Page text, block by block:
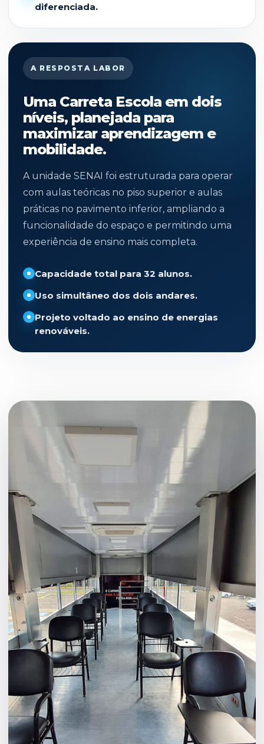
diferenciada.
A RESPOSTA LABOR
Uma Carreta Escola em dois
níveis, planejada para
maximizar aprendizagem e
mobilidade.
A unidade SENAI foi estruturada para operar
com aulas teóricas no piso superior e aulas
práticas no pavimento inferior, ampliando a
funcionalidade do espaço e permitindo uma
experiência de ensino mais completa.
Capacidade total para 32 alunos.
Uso simultâneo dos dois andares.
Projeto voltado ao ensino de energias
renováveis.